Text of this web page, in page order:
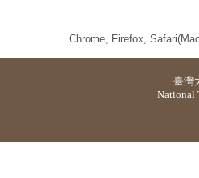
Chrome, Firefox,
臺灣
National